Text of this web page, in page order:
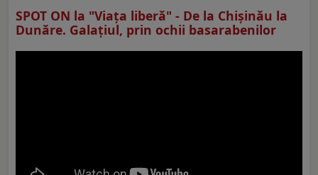
SPOT ON la "Viaţa liberă" - De la Chișinău la
Dunăre. Galațiul, prin ochii basarabenilor